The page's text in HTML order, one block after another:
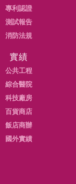
專利認證
測試報告
消防法規
實績
公共工程
綜合醫院
科技廠房
百貨商店
飯店商辦
國外實績